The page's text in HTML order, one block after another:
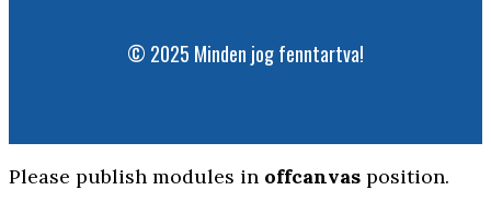
© 2025 Minden jog fenntartva!
Please publish modules in offcanvas position.